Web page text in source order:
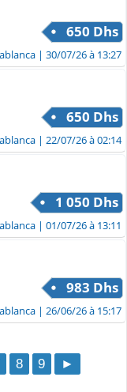
650 Dhs
| 30/07/26 à 13:27
650 Dhs
| 22/07/26 à 02:14
1 050 Dhs
| 01/07/26 à 13:11
983 Dhs
| 26/06/26 à 15:17
8 9 ►